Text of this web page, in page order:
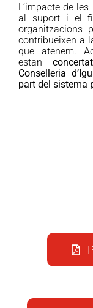
L’impacte de
al suport i el
organitzacions
contribueixen a
que atenem.
estan
Conselleria
part del sistema